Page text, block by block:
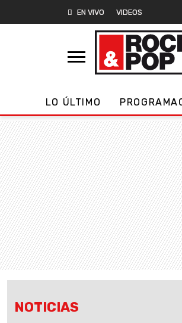
EN VIVO VIDEOS
LO ÚLTIMO
NOTICIAS